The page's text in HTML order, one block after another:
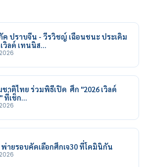
ปราบจีน - วีรวิชญ์ เฉือนชนะ ประเดิม
ลด์ เทนนิส…
ชาติไทย ร่วมพิธีเปิด ศึก "2026 เวิลด์
ที่เช็ก…
พ่ายรอบคัดเลือกศึกเจ30 ที่โดมินิกัน